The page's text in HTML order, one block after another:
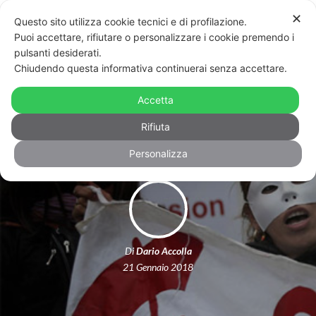
Sex work e libera scelta: in punta di
piedi nella vita degli altri
DiDario Accolla
21 Gennaio 2018
✕
Questo sito utilizza cookie tecnici e di profilazione.
Puoi accettare, rifiutare o personalizzare i cookie premendo i
pulsanti desiderati.
Chiudendo questa informativa continuerai senza accettare.
Accetta
Rifiuta
Personalizza